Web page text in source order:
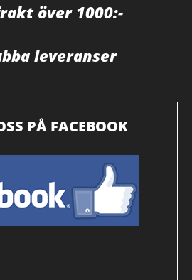
över 1000:-
leveranser
PÅ FACEBOOK